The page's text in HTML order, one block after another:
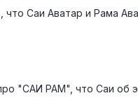
что Саи Аватар и Рама
"САИ РАМ", что Саи об